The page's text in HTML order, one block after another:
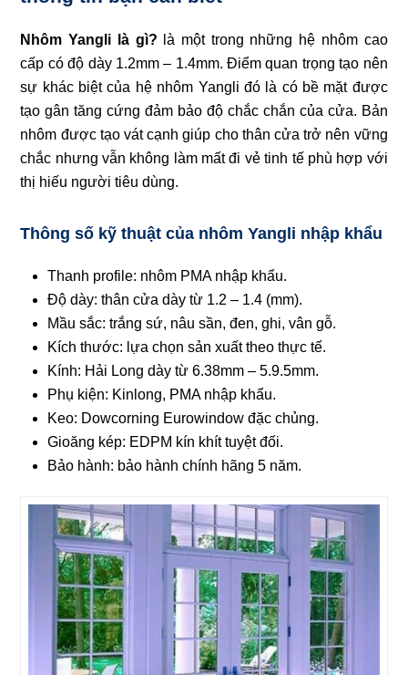
Nhôm Yangli là gì? là một trong những hệ nhôm cao
cấp có độ dày 1.2mm – 1.4mm. Điểm quan trọng tạo nên
sự khác biệt của hệ nhôm Yangli đó là có bề mặt được
tạo gân tăng cứng đảm bảo độ chắc chắn của cửa. Bản
nhôm được tạo vát cạnh giúp cho thân cửa trở nên vững
chắc nhưng vẫn không làm mất đi vẻ tinh tế phù hợp với
thị hiếu người tiêu dùng.
Thông số kỹ thuật của nhôm Yangli nhập khẩu
Thanh profile: nhôm PMA nhập khẩu.
Độ dày: thân cửa dày từ 1.2 – 1.4 (mm).
Mầu sắc: trắng sứ, nâu sần, đen, ghi, vân gỗ.
Kích thước: lựa chọn sản xuất theo thực tế.
Kính: Hải Long dày từ 6.38mm – 5.9.5mm.
Phụ kiện: Kinlong, PMA nhập khẩu.
Keo: Dowcorning Eurowindow đặc chủng.
Gioăng kép: EDPM kín khít tuyệt đối.
Bảo hành: bảo hành chính hãng 5 năm.